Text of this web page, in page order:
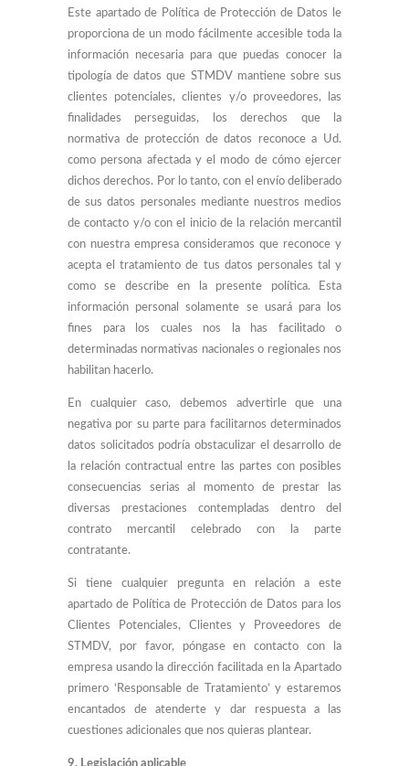
Este apartado de Política de Protección de Datos le
proporciona de un modo fácilmente accesible toda la
información necesaria para que puedas conocer la
tipología de datos que STMDV mantiene sobre sus
clientes potenciales, clientes y/o proveedores, las
finalidades perseguidas, los derechos que la
normativa de protección de datos reconoce a Ud.
como persona afectada y el modo de cómo ejercer
dichos derechos. Por lo tanto, con el envío deliberado
de sus datos personales mediante nuestros medios
de contacto y/o con el inicio de la relación mercantil
con nuestra empresa consideramos que reconoce y
acepta el tratamiento de tus datos personales tal y
como se describe en la presente política. Esta
información personal solamente se usará para los
fines para los cuales nos la has facilitado o
determinadas normativas nacionales o regionales nos
habilitan hacerlo.
En cualquier caso, debemos advertirle que una
negativa por su parte para facilitarnos determinados
datos solicitados podría obstaculizar el desarrollo de
la relación contractual entre las partes con posibles
consecuencias serias al momento de prestar las
diversas prestaciones contempladas dentro del
contrato mercantil celebrado con la parte
contratante.
Si tiene cualquier pregunta en relación a este
apartado de Política de Protección de Datos para los
Clientes Potenciales, Clientes y Proveedores de
STMDV, por favor, póngase en contacto con la
empresa usando la dirección facilitada en la Apartado
primero ‘Responsable de Tratamiento’ y estaremos
encantados de atenderte y dar respuesta a las
cuestiones adicionales que nos quieras plantear.